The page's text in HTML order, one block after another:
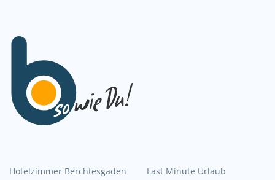
Hotelzimmer Berchtesgaden
Last Minute Urlaub